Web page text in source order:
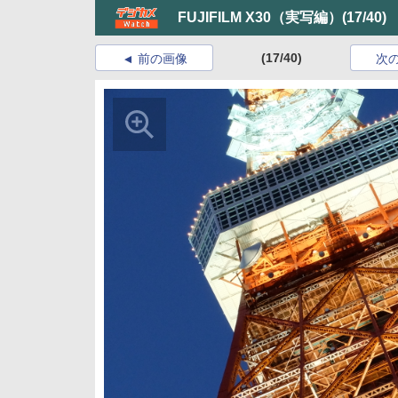
FUJIFILM X30（実写編） (17/40)
前の画像 (17/40) 次